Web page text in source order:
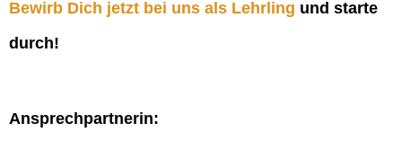
Bewirb Dich jetzt bei uns als Lehrling und starte
durch!
Ansprechpartnerin: